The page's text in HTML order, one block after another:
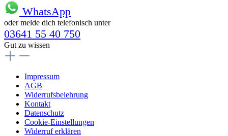
WhatsApp
oder melde dich telefonisch unter
03641 55 40 750
Gut zu wissen
Impressum
AGB
Widerrufsbelehrung
Kontakt
Datenschutz
Cookie-Einstellungen
Widerruf erklären